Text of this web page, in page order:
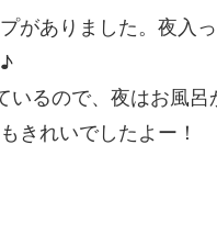
がありました。夜入
いるので、夜はお風呂
きれいでしたよー！